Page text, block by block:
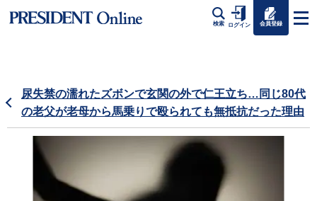
検索 ログイン 会員登録
尿失禁の濡れたズボンで玄関の外で仁王立ち…同じ80代
の老父が老母から馬乗りで殴られても無抵抗だった理由